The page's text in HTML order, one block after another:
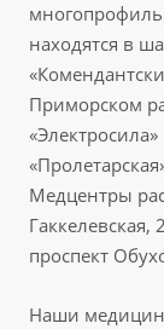
находятся в
Приморском
Медцентры
проспект
Наши